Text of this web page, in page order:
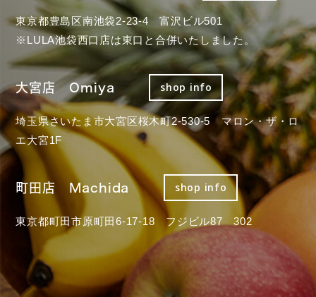
東京都豊島区南池袋2-23-4 富沢ビル501
※LULA池袋西口店は東口と合併いたしました。
大宮店 Omiya shop info
埼玉県さいたま市大宮区桜木町2-530-5 マロン・ザ・ロ
エ大宮1F
町田店 Machida shop info
東京都町田市原町田6-17-18 フジビル87 302